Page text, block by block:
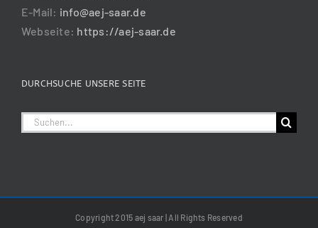
E-Mail: info@aej-saar.de
Webseite: https://aej-saar.de
DURCHSUCHE UNSERE SEITE
Suche
Copyright 2015 aej saar | All Rights Reserved